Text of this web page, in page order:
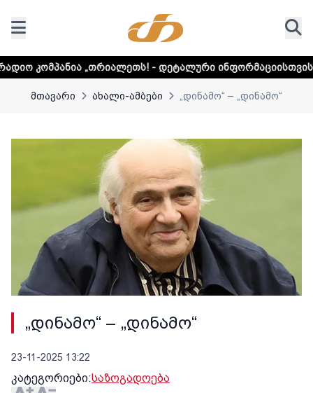
- დეტალური ინფორმაციისთვის დააკლიკეთ
მთავარი ახალი-ამბები „დინამო“ – „დინამო“
„დინამო“ – „დინამო“
23-11-2025 13:22
კატეგორიები:საზოგადოება